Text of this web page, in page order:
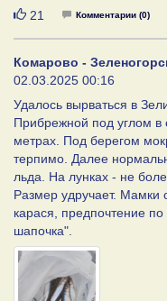
Нравится
21 Комментарии (0)
Комарово -
02.03.2025 00:16
Удалось вырваться в
Прибрежной под углом в
метрах. Под берегом
терпимо. Далее
льда. На лунках - не
Размер удручает. Мамки
карася, предпочтение
шапочка".